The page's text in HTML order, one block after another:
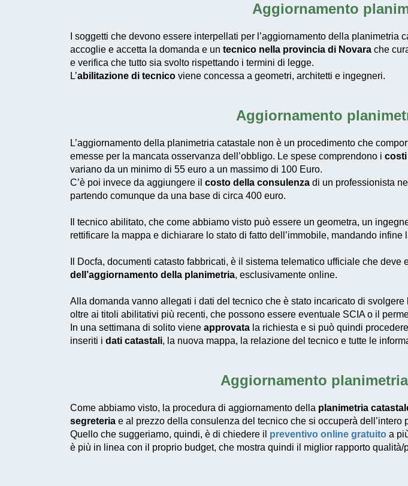
Aggiornamento
I soggetti che devono essere interpellati per l’aggiornamento della planimetria
accoglie e accetta la domanda e un tecnico nella provincia di Novara che
e verifica che tutto sia svolto rispettando i termini di legge.
L’abilitazione di tecnico viene concessa a geometri, architetti e ingegneri.
Aggiornamento
L’aggiornamento della planimetria catastale non è un procedimento che
emesse per la mancata osservanza dell’obbligo. Le spese comprendono i costi
variano da un minimo di 55 euro a un massimo di 100 Euro.
C’è poi invece da aggiungere il costo della consulenza di un professionista
partendo comunque da una base di circa 400 euro.
Il tecnico abilitato, che come abbiamo visto può essere un geometra, un
rettificare la mappa e dichiarare lo stato di fatto dell’immobile, mandando infine
Docfa, documenti catasto fabbricati, è il sistema telematico ufficiale che
dell’aggiornamento della planimetria, esclusivamente online.
Alla domanda vanno allegati i dati del tecnico che è stato incaricato di
oltre ai titoli abilitativi più recenti, che possono essere eventuale SCIA o il
In una settimana di solito viene approvata la richiesta e si può quindi
inseriti i dati catastali, la nuova mappa, la relazione del tecnico e tutte le
Aggiornamento
Come abbiamo visto, la procedura di aggiornamento della planimetria
segreteria e al prezzo della consulenza del tecnico che si occuperà dell’intero
Quello che suggeriamo, quindi, è di chiedere il preventivo online gratuito a
è più in linea con il proprio budget, che mostra quindi il miglior rapporto qualità/